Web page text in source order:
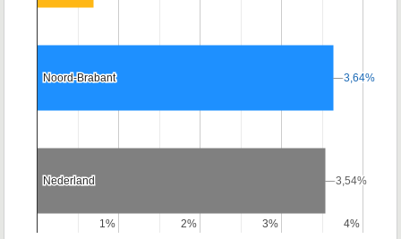
1%
1% 2%
2% 3%
3% 4%
4%
Noord-Brabant
Noord-Brabant
Nederland
Nederland
3,64%
3,64%
3,54%
3,54%